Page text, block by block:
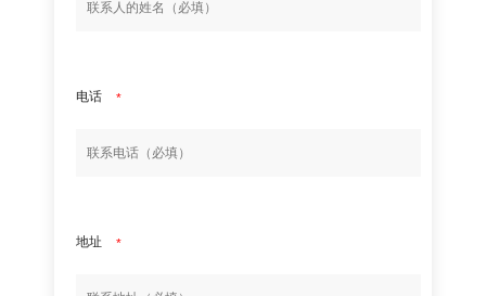
电话 *
地址 *